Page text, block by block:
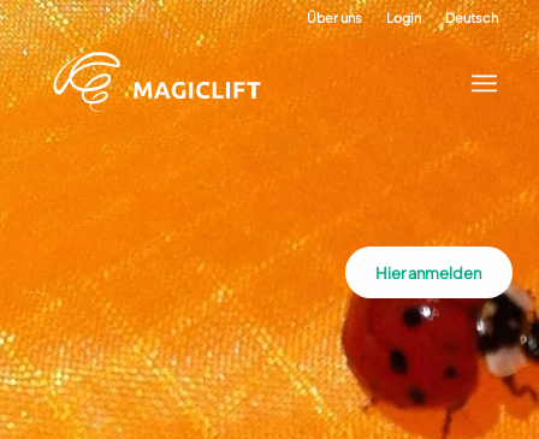
Über uns Login Deutsch
Hier anmelden